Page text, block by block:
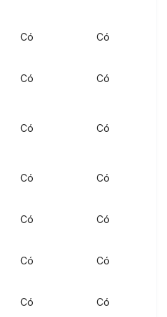
Có Có
Có Có
Có Có
Có Có
Có Có
Có Có
Có Có